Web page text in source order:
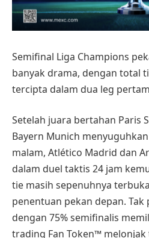
Semifinal Liga Champions
banyak drama, dengan total
tercipta dalam dua leg
Setelah juara bertahan Paris
Bayern Munich
malam, Atlético Madrid dan
dalam duel taktis 24 jam
tie masih sepenuhnya
penentuan pekan depan.
dengan 75% semifinalis
trading Fan Token™ melonjak